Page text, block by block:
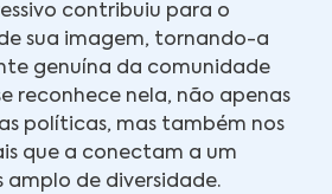
contribuiu para o
sua imagem, tornando-a
genuína da comunidade
reconhece nela, não apenas
políticas, mas também nos
que a conectam a um
amplo de diversidade.